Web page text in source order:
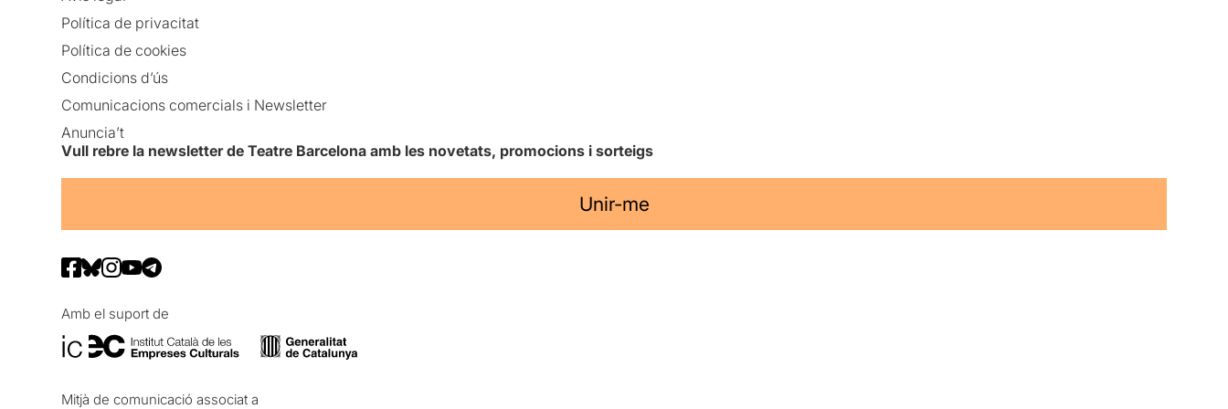
Política de privacitat
Política de cookies
Condicions d’ús
Comunicacions comercials i Newsletter
Anuncia’t
Vull rebre la newsletter de Teatre Barcelona amb les novetats, promocions i sorteigs
Unir-me
Amb el suport de
Mitjà de comunicació associat a